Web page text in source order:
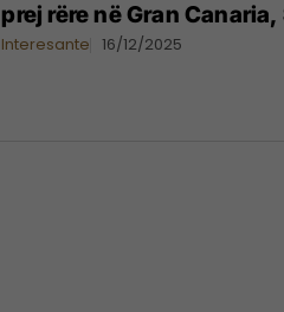
prej rëre në Gran
Interesante 16/12/2025